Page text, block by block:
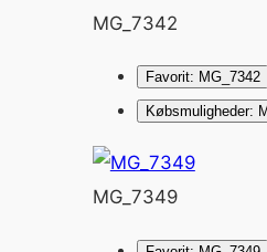
MG_7342
Favorit: MG_7342
Købsmuligheder:
MG_7349